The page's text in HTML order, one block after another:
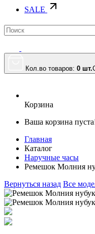
SALE
Кол.во товаров: 0 шт.
Корзина
Ваша корзина
Главная
Каталог
Наручные часы
Ремешок Молния
Вернуться назад Все